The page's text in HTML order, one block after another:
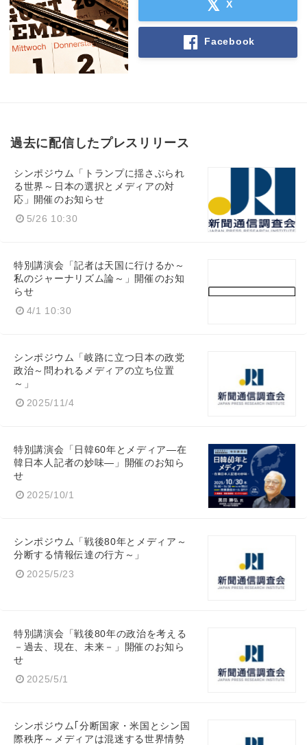
X
Facebook
過去に配信したプレスリリース
シンポジウム「トランプに揺さぶられ
る世界～日本の選択とメディアの対
応」開催のお知らせ
5/26 10:30
特別講演会「記者は天国に行けるか～
私のジャーナリズム論～」開催のお知
らせ
4/1 10:30
シンポジウム「岐路に立つ日本の政党
政治～問われるメディアの立ち位置
～」
2025/11/4
特別講演会「日韓60年とメディア―在
韓日本人記者の妙味―」開催のお知ら
せ
2025/10/1
シンポジウム「戦後80年とメディア～
分断する情報伝達の行方～」
2025/5/23
特別講演会「戦後80年の政治を考える
－過去、現在、未来－」開催のお知ら
せ
2025/5/1
シンポジウム｢分断国家・米国とシン国
際秩序～メディアは混迷する世界情勢